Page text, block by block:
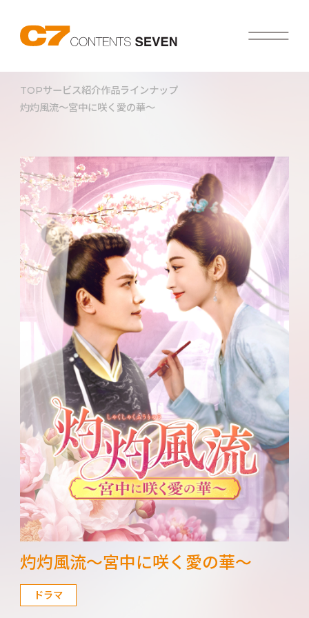
TOPサービス紹介作品ラインナップ
灼灼風流～宮中に咲く愛の華～
灼灼風流～宮中に咲く愛の華～
ドラマ